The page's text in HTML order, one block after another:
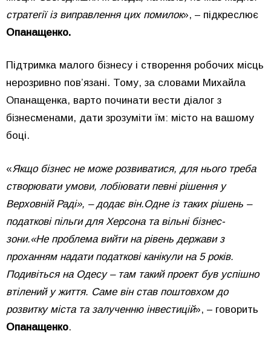
стратегії із виправлення цих помилок», – підкреслює
Опанащенко.
Підтримка малого бізнесу і створення робочих місць
нерозривно пов’язані. Тому, за словами Михайла
Опанащенка, варто починати вести діалог з
бізнесменами, дати зрозуміти їм: місто на вашому
боці.
«Якщо бізнес не може розвиватися, для нього треба
створювати умови, лобіювати певні рішення у
Верховній Раді», – додає він.Одне із таких рішень –
податкові пільги для Херсона та вільні бізнес-
зони.«Не проблема вийти на рівень держави з
проханням надати податкові канікули на 5 років.
Подивіться на Одесу – там такий проект був успішно
втілений у життя. Саме він став поштовхом до
розвитку міста та залученню інвестицій», – говорить
Опанащенко.